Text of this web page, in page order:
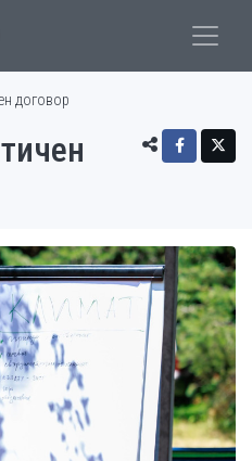
договор